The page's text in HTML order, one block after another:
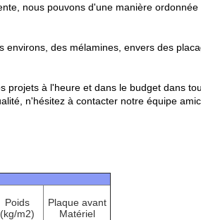
nous pouvons d'une manière ordonnée
des mélamines, envers des
projets à l'heure et dans le budget dans
n'hésitez à contacter notre équipe
Poids
(kg/m2)
Plaque avant
Matériel